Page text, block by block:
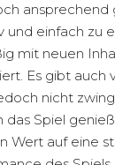
ansprechend
und einfach zu
mit neuen
Es gibt auch
nicht
das Spiel
Wert auf eine